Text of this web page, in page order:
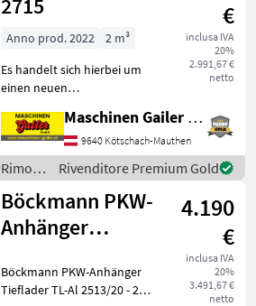
2715
€
inclusa IVA
20%
2.991,67 €
netto
Anno prod. 2022
2 m³
Es handelt sich hierbei um
einen neuen
uns auf Ihre Anfrage!
Attacho superiore:
Alluminio, Retromarcia
automatica, Certificato del
tipo Rim
Maschinen Gailer GmbH
9640 Kötschach-Mauthen
Rimorchi
/
Pongratz
Rivenditore Premium Gold
Böckmann PKW-
Anhänger
2513/20
4.190
€
inclusa IVA
20%
3.491,67 €
netto
Böckmann PKW-Anhänger
Tieflader TL-Al 2513/20 - 2